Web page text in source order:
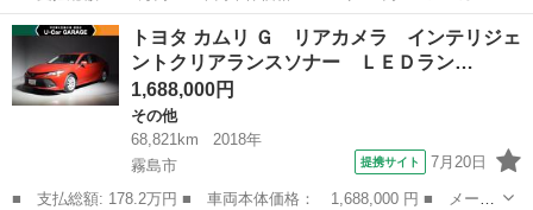
名： トヨタ ■ 車種名： スペイド ■ グレード名： Ｆ 左パワ
ースライドドア 横滑り防止システム ナビＴＶ オートエアコン
リモコンキー...
鹿児島 鹿児島市 その他
トヨタ カムリ Ｇ リアカメラ インテリジェ
ントクリアランスソナー ＬＥＤラン…
1,688,000円
その他
68,821km
2018年
霧島市
提携サイト 7月20日
■ 支払総額: 178.2万円 ■ 車両本体価格： 1,688,000 円 ■ メーカ